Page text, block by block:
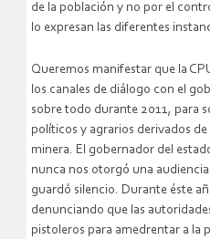
de la población y no por el
lo expresan las diferentes
Queremos manifestar que la
los canales de diálogo con el
sobre todo durante 2011, para
políticos y agrarios derivados
minera. El gobernador del
nunca nos otorgó una
guardó silencio. Durante éste
denunciando que las
pistoleros para amedrentar a